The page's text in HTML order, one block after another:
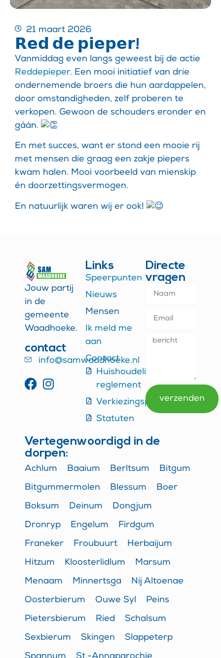
21 maart 2026
𝗥𝗲𝗱 𝗱𝗲 𝗽𝗶𝗲𝗽𝗲𝗿!
Vanmiddag even langs geweest bij de actie
Reddepieper. Een mooi initiatief van drie
ondernemende broers die hun aardappelen,
door omstandigheden, zelf proberen te
verkopen. Gewoon de schouders eronder en
gáán.
En met succes, want er stond een mooie rij
met mensen die graag een zakje piepers
kwam halen. Mooi voorbeeld van mienskip
én doorzettingsvermogen.
En natuurlijk waren wij er ook!
Jouw partij
in de
gemeente
Waadhoeke.
contact
info@samwaadhoeke.nl
Links
Speerpunten
Nieuws
Mensen
Ik meld me
aan
Contact
Huishoudelijk
reglement
Verkiezingsprogramma
Statuten
Directe
vragen
verzenden
Vertegenwoordigd in de
dorpen:
Achlum Baaium Berltsum Bitgum
Bitgummermolen Blessum Boer
Boksum Deinum Dongjum
Dronryp Engelum Firdgum
Franeker Froubuurt Herbaijum
Hitzum Kloosterlidlum Marsum
Menaam Minnertsga Nij Altoenae
Oosterbierum Ouwe Syl Peins
Pietersbierum Ried Schalsum
Sexbierum Skingen Slappeterp